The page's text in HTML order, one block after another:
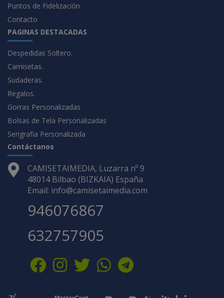
Puntos de Fidelización
Contacto
PAGINAS DESTACADAS
Despedidas Soltero.
Camisetas.
Sudaderas.
Regalos.
Gorras Personalizadas
Bolsas de Tela Personalizadas
Serigrafia Personalizada
Contáctanos
CAMISETAIMEDIA, Luzarra nº 9
48014 Bilbao (BIZKAIA) España
Email: info@camisetaimedia.com
946076867
632757905